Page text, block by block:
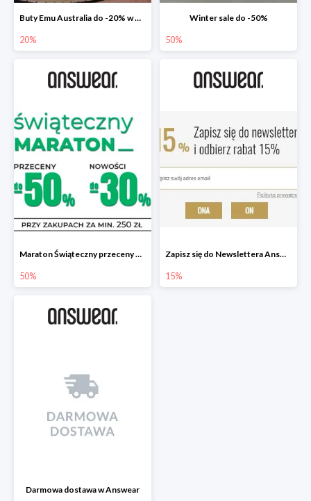
Buty Emu Australia do -20% w Answear
20%
Winter sale do -50%
50%
Maraton Świąteczny przeceny do -50%, nowości do -30%
50%
Zapisz się do Newslettera Answear i zyskaj 15% rabatu
15%
Darmowa dostawa w Answear